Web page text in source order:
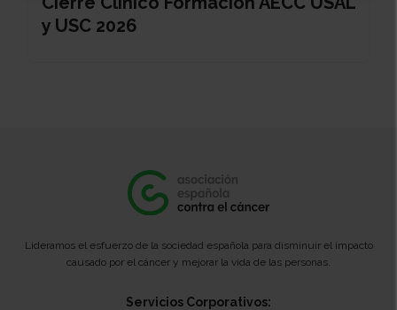
y USC 2026
Lideramos el esfuerzo de la sociedad española para disminuir el impacto
causado por el cáncer y mejorar la vida de las personas.
Servicios Corporativos: